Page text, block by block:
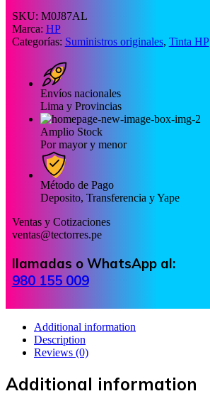
SKU: M0J87AL
Marca: HP
Categorías: Suministros originales, Tinta HP
Envíos nacionales
Lima y Provincias
Amplio Stock
Por mayor y menor
Método de Pago
Deposito, Transferencia y Yape
Ventas y Cotizaciones
ventas@tectorres.pe
llamadas o WhatsApp al:
980 155 009
Additional information
Description
Reviews (0)
Additional information